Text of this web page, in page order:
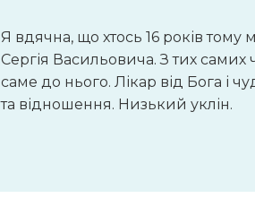
Я вдячна, що хтось 16 років
Сергія Васильовича. З тих самих
саме до нього. Лікар від Бога і
та відношення. Низький уклін.